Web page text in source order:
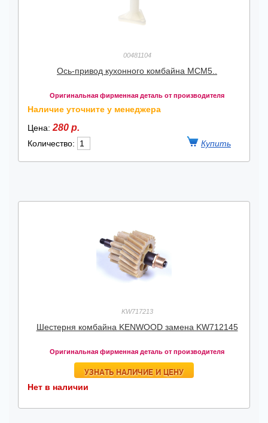
00481104
Ось-привод кухонного комбайна MCM5..
Оригинальная фирменная деталь от производителя
Наличие уточните у менеджера
Цена: 280 р.
Количество:
KW717213
Шестерня комбайна KENWOOD замена KW712145
Оригинальная фирменная деталь от производителя
УЗНАТЬ НАЛИЧИЕ И ЦЕНУ
Нет в наличии